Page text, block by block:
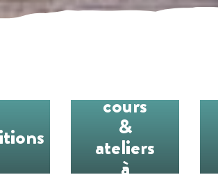
cours
&
ateliers
à